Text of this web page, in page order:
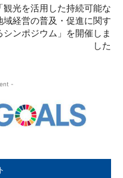
「観光を活用した持続可能な
域経営の普及・促進に関す
シンポジウム」を開催しま
した
-